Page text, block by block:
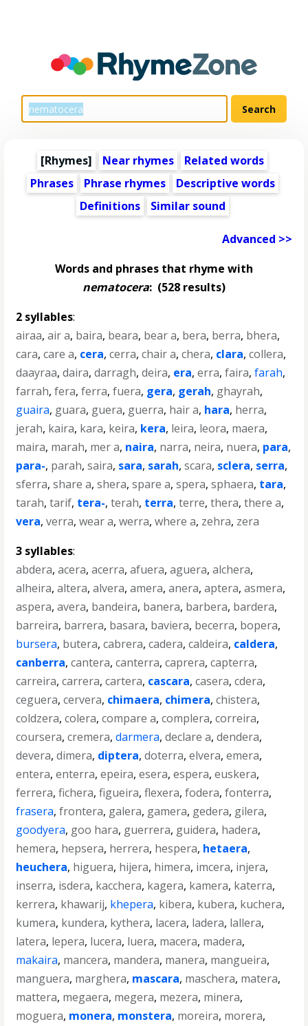
[Rhymes] Near rhymes
Related words
Phrases
Phrase rhymes
Descriptive words
Definitions
Similar sound
Advanced >>
Words and phrases that rhyme with
nematocera: (528 results)
2 syllables:
airaa,air a, baira, beara, bear a, bera, berra, bhera,
cara,care a, cera,cerra,chair a,chera, clara,collera,
daayraa,daira,darragh,deira, era,erra,faira,farah,
farrah,fera,ferra,fuera, gera, gerah, ghayrah,
guaira, guara, guera, guerra, hair a, hara, herra,
jerah, kaira, kara, keira, kera, leira, leora, maera,
maira, marah, mer a, naira, narra, neira, nuera, para,
para-, parah,saira, sara, sarah,scara, sclera, serra,
sferra,share a,shera,spare a,spera,sphaera, tara,
tarah,tarif, tera-,terah, terra,terre,thera,there a,
vera,verra,wear a,werra,where a, zehra, zera
3 syllables:
abdera,acera,acerra,afuera,aguera,alchera,
alheira,altera,alvera,amera,anera,aptera,asmera,
aspera,avera, bandeira, banera, barbera, bardera,
barreira, barrera, basara, baviera, becerra, bopera,
bursera, butera,cabrera,cadera,caldeira, caldera,
canberra,cantera,canterra,caprera,capterra,
carreira,carrera,cartera, cascara,casera,cdera,
ceguera,cervera, chimaera, chimera,chistera,
coldzera,colera,compare a,complera,correira,
coursera,cremera,darmera,declare a,dendera,
devera,dimera, diptera,doterra,elvera,emera,
entera,enterra,epeira,esera,espera,euskera,
ferrera,fichera,figueira,flexera,fodera,fonterra,
frasera,frontera, galera, gamera, gedera, gilera,
goodyera, goo hara, guerrera, guidera, hadera,
hemera, hepsera, herrera, hespera, hetaera,
heuchera, higuera, hijera, himera, imcera, injera,
inserra, isdera, kacchera, kagera, kamera, katerra,
kerrera, khawarij, khepera, kibera, kubera, kuchera,
kumera, kundera, kythera, lacera, ladera, lallera,
latera, lepera, lucera, luera, macera, madera,
makaira, mancera, mandera, manera, mangueira,
manguera, marghera, mascara, maschera, matera,
mattera, megaera, megera, mezera, minera,
moguera, monera, monstera, moreira, morera,